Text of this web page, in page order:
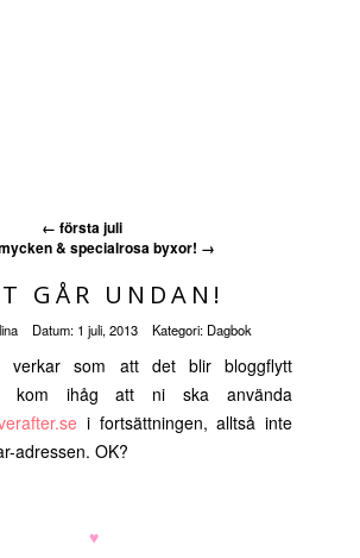
← första juli
& specialrosa byxor! →
GÅR UNDAN!
Datum: 1 juli, 2013 Kategori: Dagbok
verkar som att det blir bloggflytt
kom ihåg att ni ska använda
i fortsättningen, alltså inte
adressen. OK?
♥